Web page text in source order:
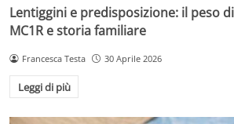
Lentiggini e predisposizione: il peso
MC1R e storia familiare
Francesca Testa 30 Aprile 2026
Leggi di più